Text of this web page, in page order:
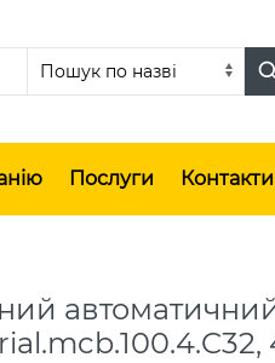
Послуги Контакти